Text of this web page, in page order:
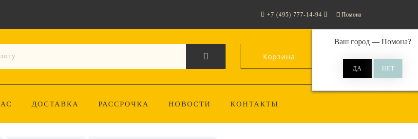
Помона
Ваш город — Помона?
+7 (495) 777-14-94
Корзина 0
ДОСТАВКА РАССРОЧКА НОВОСТИ КОНТАКТЫ